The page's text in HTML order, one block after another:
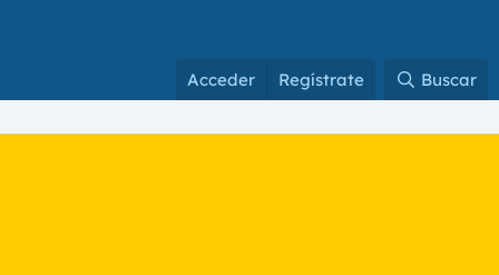
Acceder Regístrate Buscar